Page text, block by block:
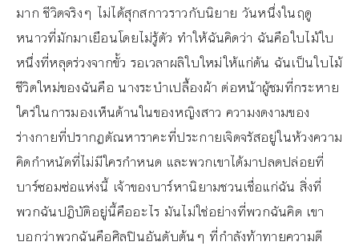
มาก ชีวิตจริงๆ ไม่ได้สุกสกาวราวกับนิยาย วันหนึ่งในฤดู
หนาวที่มักมาเยือนโดยไม่รู้ตัว ทำให้ฉันคิดว่า ฉันคือใบไม้ใบ
หนึ่งที่หลุดร่วงจากขั้ว รอเวลาผลิใบใหม่ให้แก่ต้น ฉันเป็นใบไม้
ชีวิตใหม่ของฉันคือ นางระบำเปลื้องผ้า ต่อหน้าผู้ชมที่กระหาย
ใคร่ในการมองเห็นด้านในของหญิงสาว ความงดงามของ
ร่างกายที่ปรากฏตัณหาราคะที่ประกายเจิดจรัสอยู่ในห้วงความ
คิดกำหนัดที่ไม่มีใครกำหนด และพวกเขาได้มาปลดปล่อยที่
บาร์ซอมซ่อแห่งนี้ เจ้าของบาร์หานิยามชวนเชื่อแก่ฉัน สิ่งที่
พวกฉันปฏิบัติอยู่นี้คืออะไร มันไม่ใช่อย่างที่พวกฉันคิด เขา
บอกว่าพวกฉันคือศิลปินอันดับต้นๆ ที่กำลังท้าทายความดี